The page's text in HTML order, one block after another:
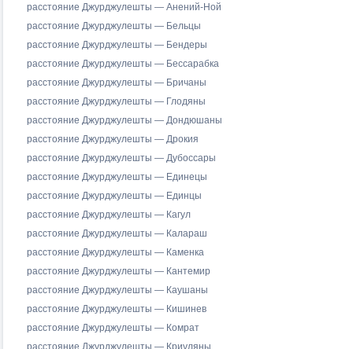
расстояние Джурджулешты — Анений-Ной
расстояние Джурджулешты — Бельцы
расстояние Джурджулешты — Бендеры
расстояние Джурджулешты — Бессарабка
расстояние Джурджулешты — Бричаны
расстояние Джурджулешты — Глодяны
расстояние Джурджулешты — Дондюшаны
расстояние Джурджулешты — Дрокия
расстояние Джурджулешты — Дубоссары
расстояние Джурджулешты — Единецы
расстояние Джурджулешты — Единцы
расстояние Джурджулешты — Кагул
расстояние Джурджулешты — Калараш
расстояние Джурджулешты — Каменка
расстояние Джурджулешты — Кантемир
расстояние Джурджулешты — Каушаны
расстояние Джурджулешты — Кишинев
расстояние Джурджулешты — Комрат
расстояние Джурджулешты — Криуляны